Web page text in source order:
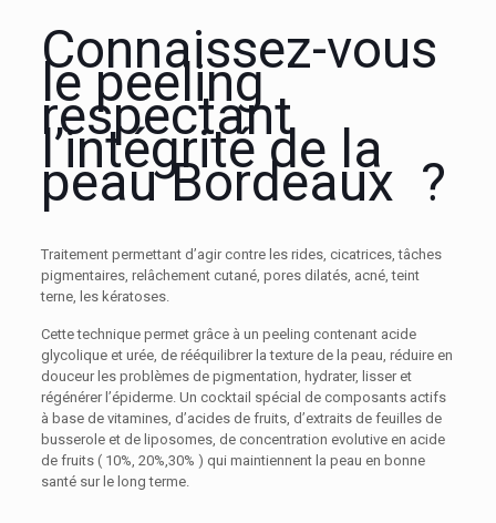
Connaissez-vous
le peeling
respectant
l’intégrité de la
peau Bordeaux ?
Traitement permettant d’agir contre les rides, cicatrices, tâches
pigmentaires, relâchement cutané, pores dilatés, acné, teint
terne, les kératoses.
Cette technique permet grâce à un peeling contenant acide
glycolique et urée, de rééquilibrer la texture de la peau, réduire en
douceur les problèmes de pigmentation, hydrater, lisser et
régénérer l’épiderme. Un cocktail spécial de composants actifs
à base de vitamines, d’acides de fruits, d’extraits de feuilles de
busserole et de liposomes, de concentration evolutive en acide
de fruits ( 10%, 20%,30% ) qui maintiennent la peau en bonne
santé sur le long terme.